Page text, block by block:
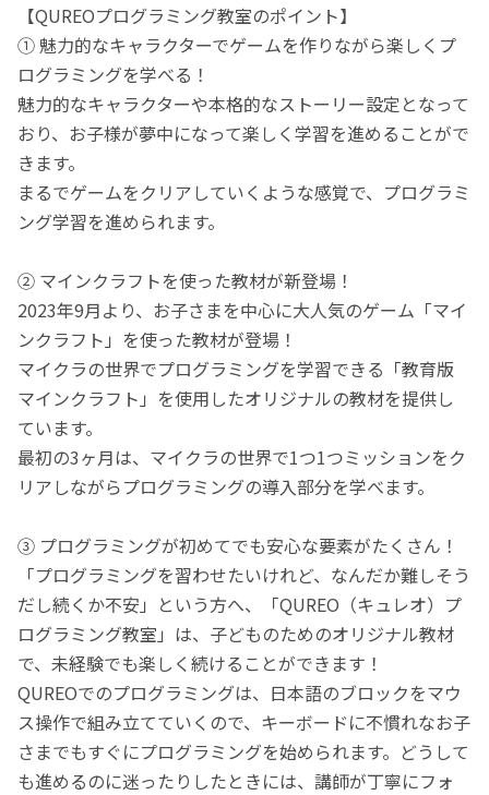
【QUREOプログラミング教室のポイント】
① 魅力的なキャラクターでゲームを作りながら楽しくプ
ログラミングを学べる！
魅力的なキャラクターや本格的なストーリー設定となって
おり、お子様が夢中になって楽しく学習を進めることがで
きます。
まるでゲームをクリアしていくような感覚で、プログラミ
ング学習を進められます。
② マインクラフトを使った教材が新登場！
2023年9月より、お子さまを中心に大人気のゲーム「マイ
ンクラフト」を使った教材が登場！
マイクラの世界でプログラミングを学習できる「教育版
マインクラフト」を使用したオリジナルの教材を提供し
ています。
最初の3ヶ月は、マイクラの世界で1つ1つミッションをク
リアしながらプログラミングの導入部分を学べます。
③ プログラミングが初めてでも安心な要素がたくさん！
「プログラミングを習わせたいけれど、なんだか難しそう
だし続くか不安」という方へ、「QUREO（キュレオ）プ
ログラミング教室」は、子どものためのオリジナル教材
で、未経験でも楽しく続けることができます！
QUREOでのプログラミングは、日本語のブロックをマウ
ス操作で組み立てていくので、キーボードに不慣れなお子
さまでもすぐにプログラミングを始められます。どうして
も進めるのに迷ったりしたときには、講師が丁寧にフォ